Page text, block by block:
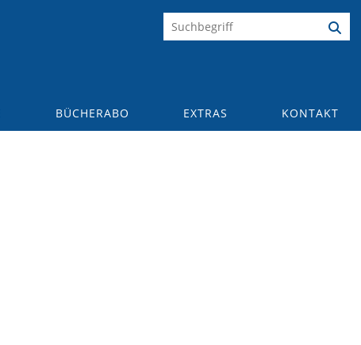
BÜCHERABO EXTRAS KONTAKT